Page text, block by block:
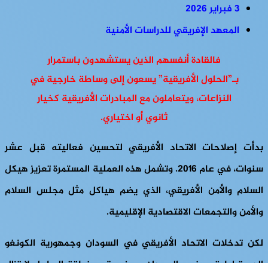
3 فبراير 2026
المعهد الإفريقي للدراسات الأمنية
فالقادة أنفسهم الذين يستشهدون باستمرار
بـ”الحلول الأفريقية” يسعون إلى وساطة خارجية في
النزاعات، ويتعاملون مع المبادرات الأفريقية كخيار
ثانوي أو اختياري.
بدأت إصلاحات الاتحاد الأفريقي لتحسين فعاليته قبل عشر
سنوات، في عام ٢٠١٦. وتشمل هذه العملية المستمرة تعزيز هيكل
السلام والأمن الأفريقي، الذي يضم هياكل مثل مجلس السلام
والأمن والتجمعات الاقتصادية الإقليمية.
لكن تدخلات الاتحاد الأفريقي في السودان وجمهورية الكونغو